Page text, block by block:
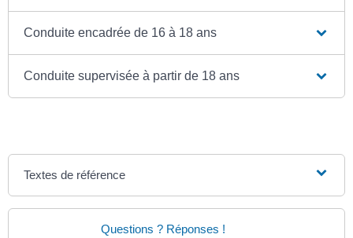
Conduite encadrée de 16 à 18 ans
Conduite supervisée à partir de 18 ans
Textes de référence
Questions ? Réponses !